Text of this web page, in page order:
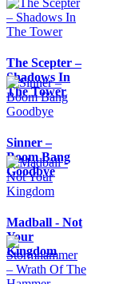
The Scepter –
Shadows In
The Tower
Sinner –
Boom Bang
Goodbye
Madball - Not
Your
Kingdom